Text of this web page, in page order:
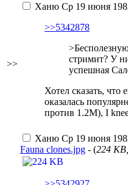
>>
Ханю Ср 19 июня
>>5342878
стримит? У
успешная
Хотел сказать,
оказалась
против 1.2М), I
Ханю Ср 19 июня
Fauna clones.jpg - (224